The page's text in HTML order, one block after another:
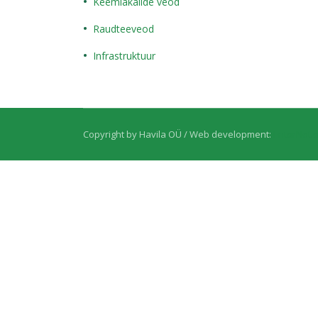
Raudteeveod
Infrastruktuur
Copyright by Havila OÜ / Web development: